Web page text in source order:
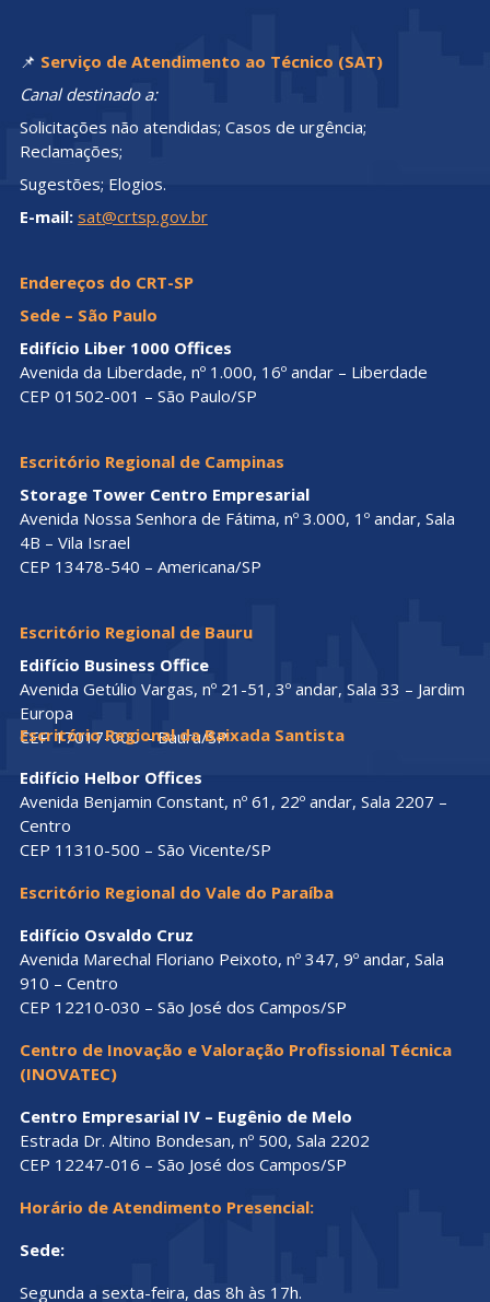
📌 Serviço de Atendimento ao Técnico (SAT)
Canal destinado a:
Solicitações não atendidas; Casos de urgência;
Reclamações;
Sugestões; Elogios.
E-mail: sat@crtsp.gov.br
Endereços do CRT-SP
Sede – São Paulo
Edifício Liber 1000 Offices
Avenida da Liberdade, nº 1.000, 16º andar – Liberdade
CEP 01502-001 – São Paulo/SP
Escritório Regional de Campinas
Storage Tower Centro Empresarial
Avenida Nossa Senhora de Fátima, nº 3.000, 1º andar, Sala
4B – Vila Israel
CEP 13478-540 – Americana/SP
Escritório Regional de Bauru
Edifício Business Office
Avenida Getúlio Vargas, nº 21-51, 3º andar, Sala 33 – Jardim
Europa
CEP 17017-000 – Bauru/SP
Escritório Regional da Baixada Santista
Edifício Helbor Offices
Avenida Benjamin Constant, nº 61, 22º andar, Sala 2207 –
Centro
CEP 11310-500 – São Vicente/SP
Escritório Regional do Vale do Paraíba
Edifício Osvaldo Cruz
Avenida Marechal Floriano Peixoto, nº 347, 9º andar, Sala
910 – Centro
CEP 12210-030 – São José dos Campos/SP
Centro de Inovação e Valoração Profissional Técnica
(INOVATEC)
Centro Empresarial IV – Eugênio de Melo
Estrada Dr. Altino Bondesan, nº 500, Sala 2202
CEP 12247-016 – São José dos Campos/SP
Horário de Atendimento Presencial:
Sede:
Segunda a sexta-feira, das 8h às 17h.